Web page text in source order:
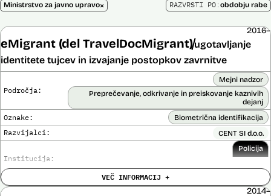
Ministrstvo za javno upravo× RAZVRSTI PO:obdobju rabe
eMigrant (del TravelDocMigrant)ugotavljanje
identitete tujcev in izvajanje postopkov zavrnitve
2016–
Področja:
Mejni nadzor
Preprečevanje, odkrivanje in preiskovanje kaznivih
dejanj
Oznake: Biometrična identifikacija
Razvijalci: CENT SI d.o.o.
Institucija:
Policija
Cena: 136.701,00 € z DDV
VEČ INFORMACIJ +
2014–